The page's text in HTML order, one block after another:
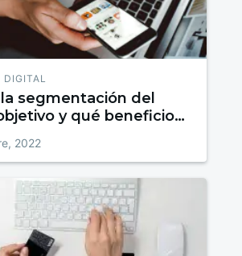
DIGITAL
segmentación del
y qué beneficios
2022